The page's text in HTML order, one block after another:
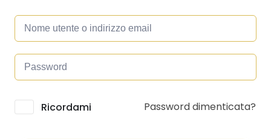
Alternative:
Ricordami Password dimenticata?